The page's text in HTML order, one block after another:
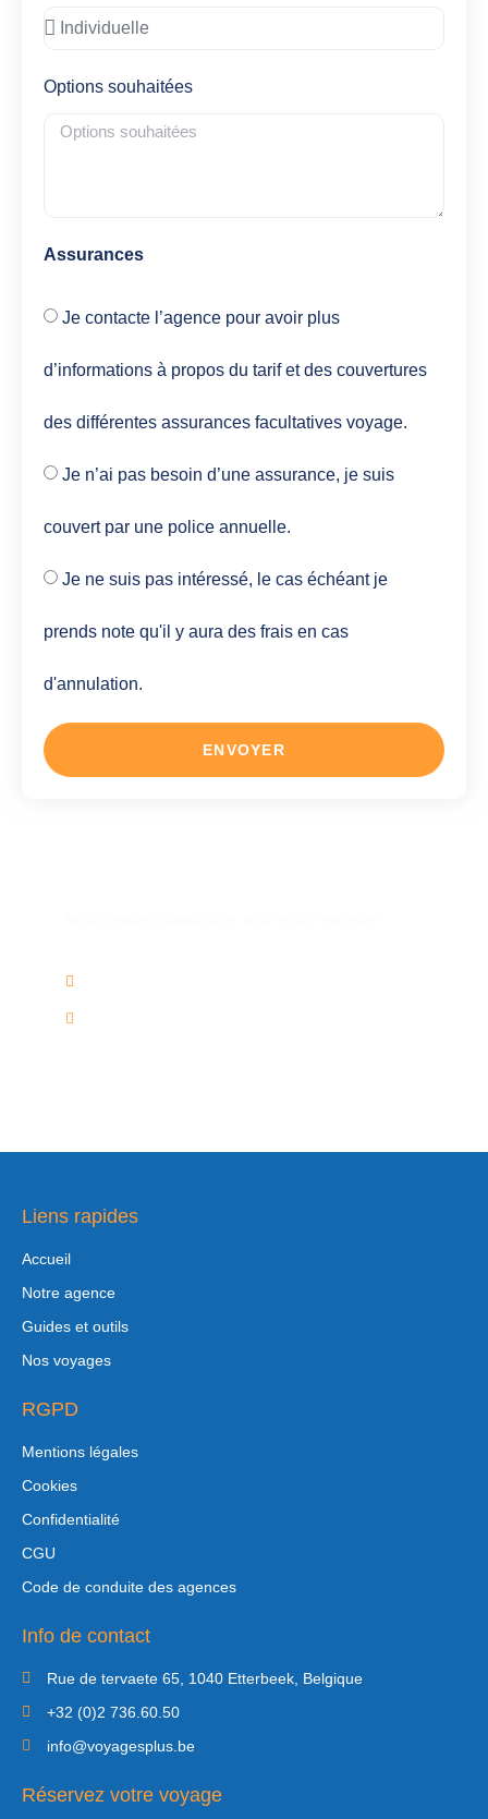
Options souhaitées
Assurances
Je contacte l’agence pour avoir plus
d’informations à propos du tarif et des couvertures
des différentes assurances facultatives voyage.
Je n’ai pas besoin d’une assurance, je suis
couvert par une police annuelle.
Je ne suis pas intéressé, le cas échéant je
prends note qu'il y aura des frais en cas
d'annulation.
ENVOYER
Liens rapides
Accueil
Notre agence
Guides et outils
Nos voyages
RGPD
Mentions légales
Cookies
Confidentialité
CGU
Code de conduite des agences
Info de contact
Rue de tervaete 65, 1040 Etterbeek, Belgique
+32 (0)2 736.60.50
info@voyagesplus.be
Réservez votre voyage